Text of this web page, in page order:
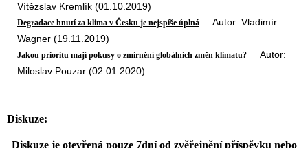
Vítězslav Kremlík (01.10.2019)
Degradace hnutí za klima v Česku je nejspíše úplná Autor: Vladimír
Wagner (19.11.2019)
Jakou prioritu mají pokusy o zmírnění globálních změn klimatu? Autor:
Miloslav Pouzar (02.01.2020)
Diskuze:
Diskuze je otevřená pouze 7dní od zvěřejnění příspěvku nebo